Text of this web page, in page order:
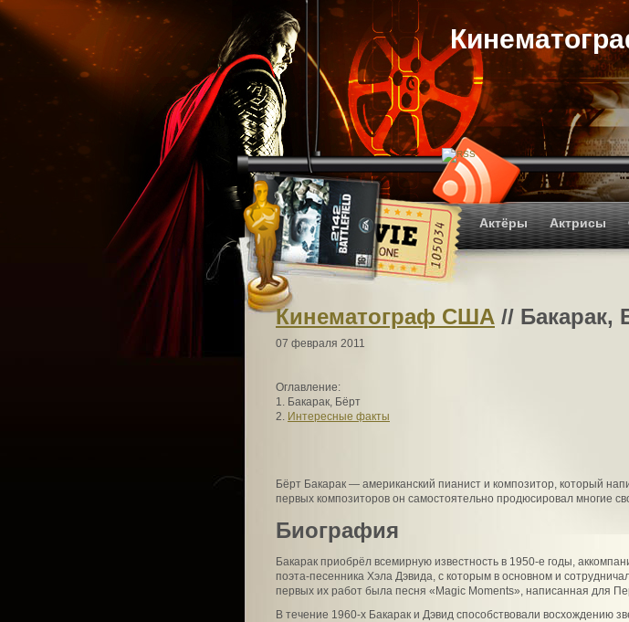
Актёры Актрисы
Кинематограф США // Бакарак,
07 февраля 2011
Оглавление:
1. Бакарак, Бёрт
2. Интересные факты
Бёрт Бакарак — американский пианист и композитор, который
первых композиторов он самостоятельно продюсировал многие
Биография
Бакарак приобрёл всемирную известность в 1950-е годы,
поэта-песенника Хэла Дэвида, с которым в основном и
первых их работ была песня «Magic Moments», написанная для
В течение 1960-х Бакарак и Дэвид способствовали восхождению